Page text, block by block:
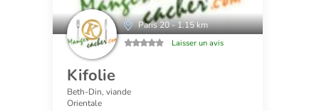
Paris 20 - 1.15 km
Laisser un avis
Kifolie
Beth-Din, viande
Orientale